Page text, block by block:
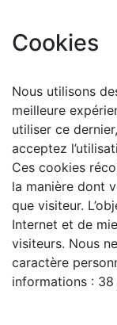
Cookies
Nous utilisons
meilleure
utiliser ce
acceptez
Ces cookies
la manière dont
que visiteur.
Internet et de
visiteurs. Nous
caractère
informations : 38